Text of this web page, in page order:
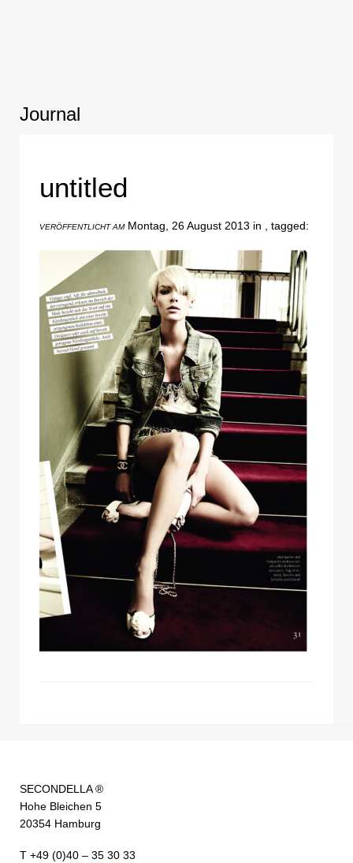
Journal
untitled
VERÖFFENTLICHT AMMontag, 26 August 2013 in , tagged:
SECONDELLA ®
Hohe Bleichen 5
20354 Hamburg
T +49 (0)40 – 35 30 33